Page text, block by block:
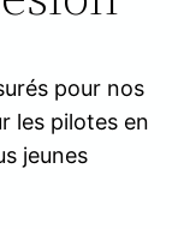
pour nos
les pilotes en
jeunes